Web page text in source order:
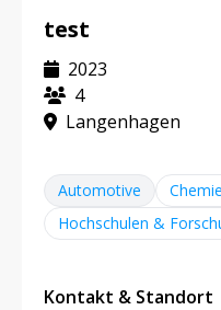
test
2023
4
Langenhagen
Automotive Chemie
Hochschulen &
Kontakt & Standort